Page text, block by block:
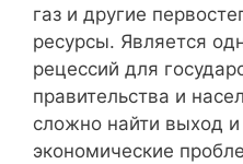
газ и другие
ресурсы. Является
рецессий для
правительства и
сложно найти выход
экономические